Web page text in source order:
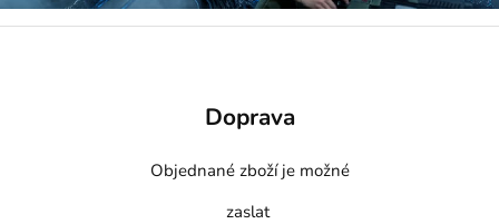
Doprava
Objednané zboží je možné
zaslat